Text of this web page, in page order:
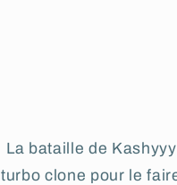
La bataille de
turbo clone pour le